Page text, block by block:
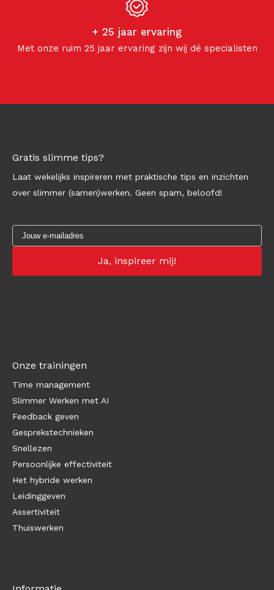
+ 25 jaar ervaring
Met onze ruim 25 jaar ervaring zijn wij dé specialisten
Gratis slimme tips?
Laat wekelijks inspireren met praktische tips en inzichten
over slimmer (samen)werken. Geen spam, beloofd!
Onze trainingen
Time management
Slimmer Werken met AI
Feedback geven
Gesprekstechnieken
Snellezen
Persoonlijke effectiviteit
Het hybride werken
Leidinggeven
Assertiviteit
Thuiswerken